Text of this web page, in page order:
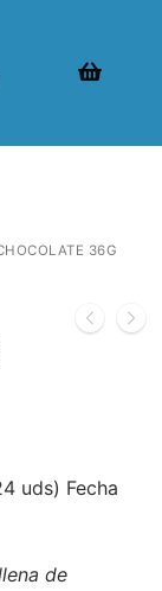
36G
uds) Fecha
de